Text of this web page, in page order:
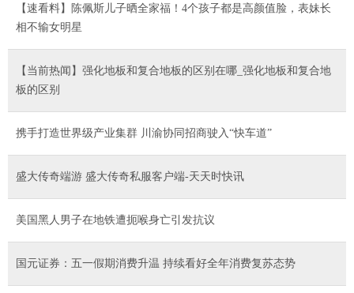
【速看料】陈佩斯儿子晒全家福！4个孩子都是高颜值脸，表妹长
相不输女明星
【当前热闻】强化地板和复合地板的区别在哪_强化地板和复合地
板的区别
携手打造世界级产业集群 川渝协同招商驶入“快车道”
盛大传奇端游 盛大传奇私服客户端-天天时快讯
美国黑人男子在地铁遭扼喉身亡引发抗议
国元证券：五一假期消费升温 持续看好全年消费复苏态势